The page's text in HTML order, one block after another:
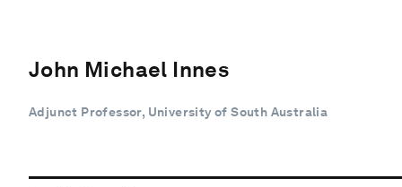
John Michael Innes
Adjunct Professor, University of South Australia